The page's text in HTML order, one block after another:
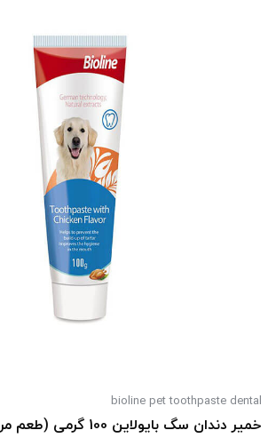
bioline pet toothpaste dental
خمیر دندان سگ بایولاین 100 گرمی (طعم مرغ)